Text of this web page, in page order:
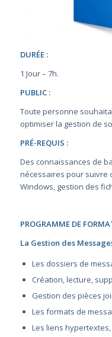
DURÉE :
1 Jour – 7h.
PUBLIC :
Toute personne
optimiser la gestion de
PRÉ-REQUIS :
Des connaissances de
nécessaires pour suivre
Windows, gestion des
PROGRAMME DE
La Gestion des
Les dossiers de
Création, lecture,
Gestion des pièces
Les formats de
Les liens